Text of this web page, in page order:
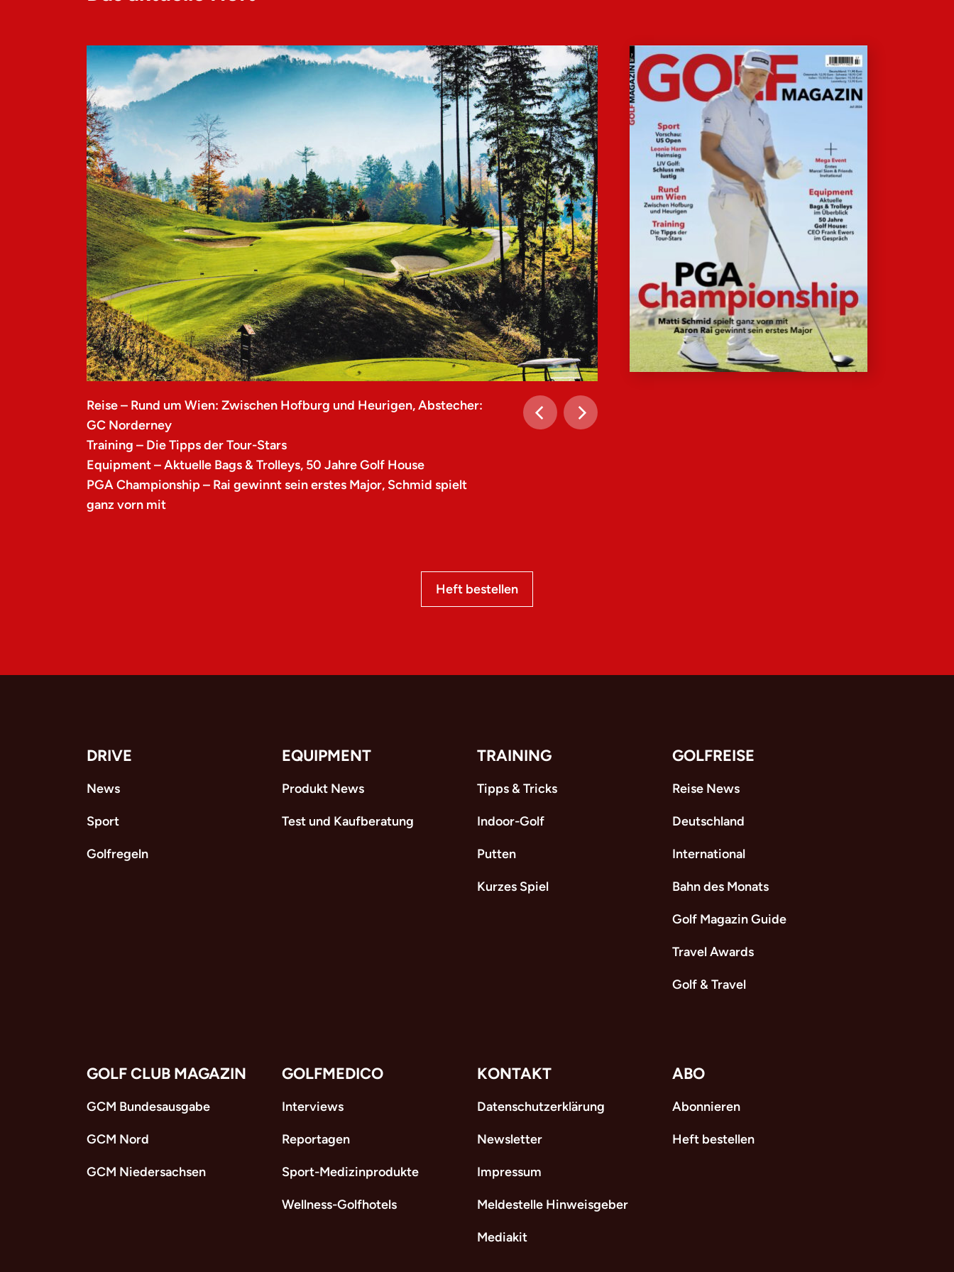
Reise – Rund um Wien: Zwischen Hofburg und Heurigen, Abstecher:
GC Norderney
Training – Die Tipps der Tour-Stars
Equipment – Aktuelle Bags & Trolleys, 50 Jahre Golf House
PGA Championship – Rai gewinnt sein erstes Major, Schmid spielt
ganz vorn mit
Heft bestellen
DRIVE
News
Sport
Golfregeln
EQUIPMENT
Produkt News
Test und Kaufberatung
TRAINING
Tipps & Tricks
Indoor-Golf
Putten
Kurzes Spiel
GOLFREISE
Reise News
Deutschland
International
Bahn des Monats
Golf Magazin Guide
Travel Awards
Golf & Travel
GOLF CLUB MAGAZIN
GCM Bundesausgabe
GCM Nord
GCM Niedersachsen
GOLFMEDICO
Interviews
Reportagen
Sport-Medizinprodukte
Wellness-Golfhotels
KONTAKT
Datenschutzerklärung
Newsletter
Impressum
Meldestelle Hinweisgeber
Mediakit
ABO
Abonnieren
Heft bestellen